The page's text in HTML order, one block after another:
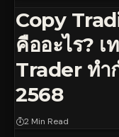
Copy
คืออะไร? เ
Trader ทำ
2568
2 Min Read